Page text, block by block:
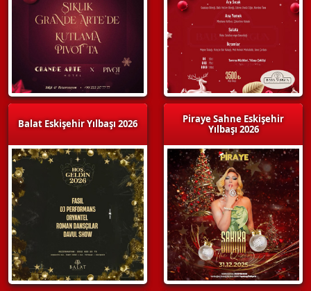
Balat Eskişehir Yılbaşı 2026
Piraye Sahne Eskişehir
Yılbaşı 2026